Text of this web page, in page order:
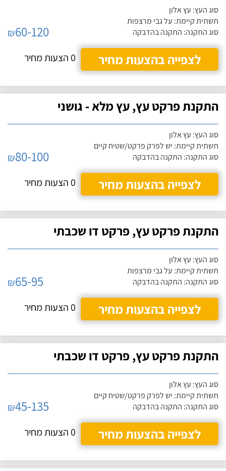
סוג העץ: עץ אלון
תשתית קיימת: על גבי מרצפות
סוג התקנה: התקנה בהדבקה
₪60-120
לצפייה בהצעות מחיר
0 הצעות מחיר
התקנת פרקט עץ, עץ מלא - גושני
סוג העץ: עץ אלון
תשתית קיימת: יש לפרק פרקט/שטיח קיים
סוג התקנה: התקנה בהדבקה
₪80-100
לצפייה בהצעות מחיר
0 הצעות מחיר
התקנת פרקט עץ, פרקט דו שכבתי
סוג העץ: עץ אלון
תשתית קיימת: על גבי מרצפות
סוג התקנה: התקנה בהדבקה
₪65-95
לצפייה בהצעות מחיר
0 הצעות מחיר
התקנת פרקט עץ, פרקט דו שכבתי
סוג העץ: עץ אלון
תשתית קיימת: יש לפרק פרקט/שטיח קיים
סוג התקנה: התקנה בהדבקה
₪45-135
לצפייה בהצעות מחיר
0 הצעות מחיר